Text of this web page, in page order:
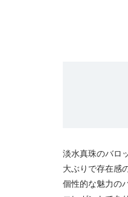
淡水真珠のバロ
大ぶりで存在感
個性的な魅力の